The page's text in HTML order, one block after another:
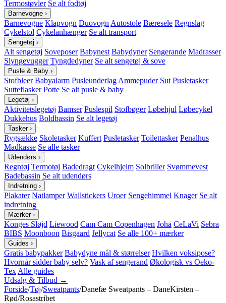
Termostøvler Se alt fodtøj
Barnevogne ›
Barnevogne Klapvogn Duovogn Autostole Bæresele Regnslag
Cykelstol Cykelanhænger Se alt transport
Sengetøj ›
Alt sengetøj Soveposer Babynest Babydyner Sengerande Madrasser
Slyngevugger Tyngdedyner Se alt sengetøj & sove
Pusle & Baby ›
Stofbleer Babyalarm Pusleunderlag Ammepuder Sut Pusletasker
Sutteflasker Potte Se alt pusle & baby
Legetøj ›
Aktivitetslegetøj Bamser Puslespil Stofbøger Løbehjul Løbecykel
Dukkehus Boldbassin Se alt legetøj
Tasker ›
Rygsække Skoletasker Kuffert Pusletasker Toilettasker Penalhus
Madkasse Se alle tasker
Udendørs ›
Regntøj Termotøj Badedragt Cykelhjelm Solbriller Svømmevest
Badebassin Se alt udendørs
Indretning ›
Plakater Natlamper Wallstickers Uroer Sengehimmel Knager Se alt
indretning
Mærker ›
Konges Sløjd Liewood Cam Cam Copenhagen Joha CeLaVi Sebra
BIBS Moonboon Bisgaard Jellycat Se alle 100+ mærker
Guides ›
Gratis babypakker Babydyne mål & størrelser Hvilken voksipose?
Hvornår sidder baby selv? Vask af sengerand Økologisk vs Oeko-
Tex Alle guides
Udsalg & Tilbud →
Forside/Tøj/Sweatpants/Danefæ Sweatpants – DaneKirsten –
Rød/Rosastribet